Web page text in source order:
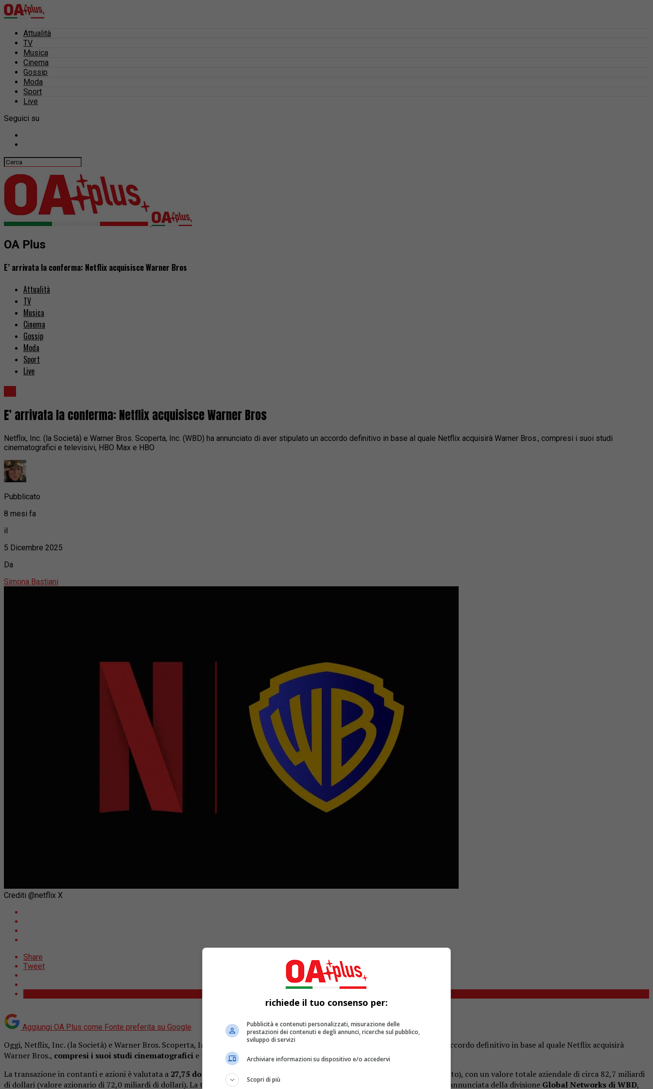
Attualità
TV
Musica
Cinema
Gossip
Moda
Sport
Live
Seguici su
OA Plus
E’ arrivata la conferma: Netflix acquisisce Warner Bros
Attualità
TV
Musica
Cinema
Gossip
Moda
Sport
Live
E’ arrivata la conferma: Netflix acquisisce Warner Bros
Netflix, Inc. (la Società) e Warner Bros. Scoperta, Inc. (WBD) ha annunciato di aver stipulato un accordo definitivo in base al quale Netflix acquisirà Warner Bros., compresi i suoi studi
cinematografici e televisivi, HBO Max e HBO
Pubblicato
8 mesi fa
il
5 Dicembre 2025
Da
Simona Bastiani
Crediti @netflix X
Share
Tweet
Aggiungi OA Plus come Fonte preferita su Google
Oggi, Netflix, Inc. (la Società) e Warner Bros. Scoperta, Inc. (WBD) hanno annunciato
) di aver stipulato un accordo definitivo in base al quale Netflix acquisirà
Warner Bros., compresi i suoi studi cinematografici e televisivi, HBO Max e HBO.
La transazione in contanti e azioni è valutata a 27,75 dollari per azione WBD
(soggetto a un collare come dettagliato di seguito), con un valore totale aziendale di circa 82,7 miliardi
di dollari (valore azionario di 72,0 miliardi di dollari). La transazione dovrebbe chiudersi dopo la separazione precedentemente annunciata della divisione Global Networks di WBD,
richiede il tuo consenso per:
Pubblicità e contenuti personalizzati, misurazione delle
prestazioni dei contenuti e degli annunci, ricerche sul pubblico,
sviluppo di servizi
Archiviare informazioni su dispositivo e/o accedervi
Scopri di più